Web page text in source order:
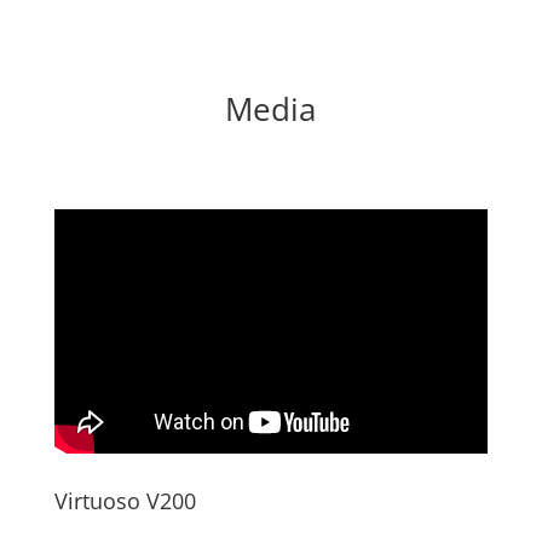
Media
Virtuoso V200